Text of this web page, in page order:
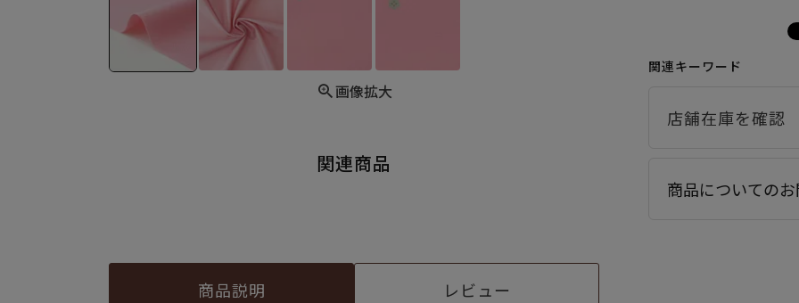
画像拡大
関連商品
商品説明 レビュー
関連キーワード
商品についての